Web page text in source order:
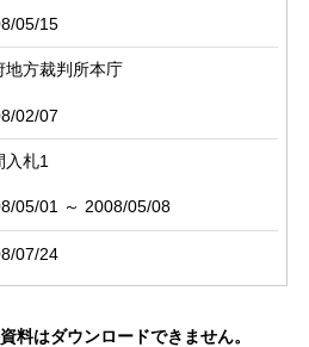
05/15
地方裁判所本庁
02/07
入札1
05/01 ～ 2008/05/08
07/24
料はダウンロードできません。